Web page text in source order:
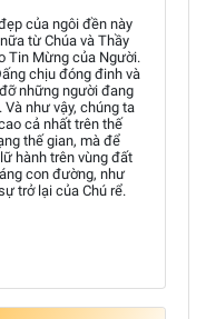
của ngôi đền này
từ Chúa và Thầy
Tin Mừng của Người.
chịu đóng đinh và
những người đang
như vậy, chúng ta
cả nhất trên thế
thế gian, mà để
hành trên vùng đất
con đường, như
trở lại của Chú rể.